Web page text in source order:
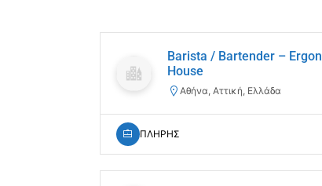
Barista / Bartender – Ergon
House
Αθήνα, Αττική, Ελλάδα
ΠΛΗΡΗΣ